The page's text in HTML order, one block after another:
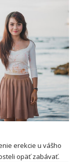
erekcie u vášho
opäť zabávať.